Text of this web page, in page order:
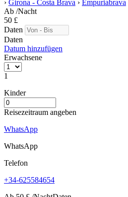
› Girona - Costa Brava › Empuriabrava
Ab /Nacht
50 £
Daten
Daten
Datum hinzufügen
Erwachsene
1
Kinder
Reisezeitraum angeben
WhatsApp
WhatsApp
Telefon
+34-625584654